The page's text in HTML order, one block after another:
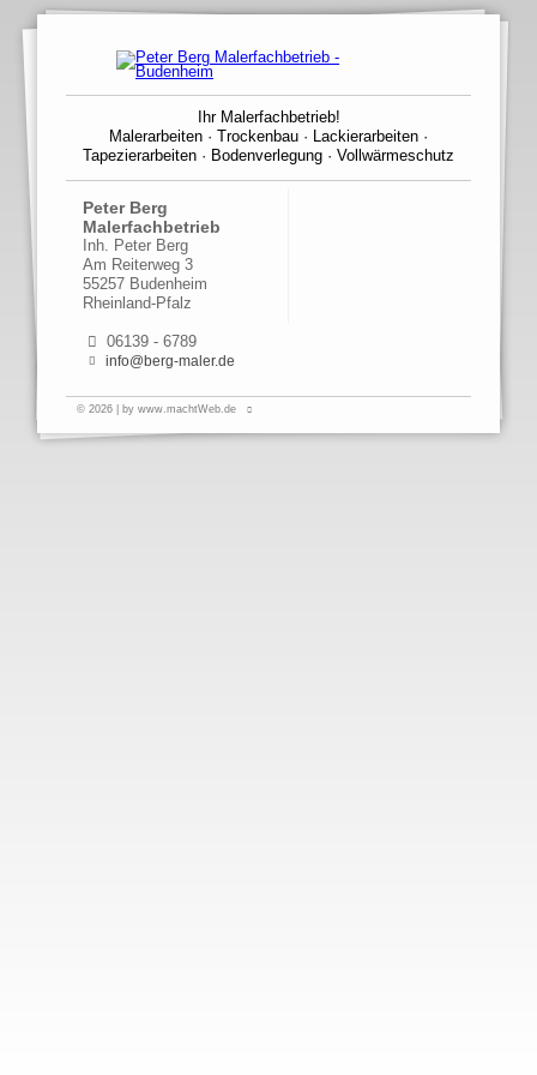
Ihr Malerfachbetrieb!
Malerarbeiten · Trockenbau · Lackierarbeiten ·
Tapezierarbeiten · Bodenverlegung · Vollwärmeschutz
Peter Berg
Malerfachbetrieb
Inh. Peter Berg
Am Reiterweg 3
55257 Budenheim
Rheinland-Pfalz
06139 - 6789
info@berg-maler.de
© 2026 | by www.machtWeb.de